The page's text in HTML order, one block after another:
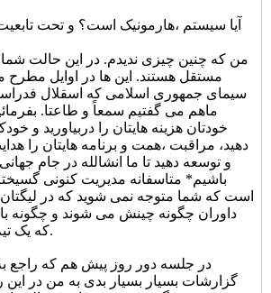
آیا سیستم ،هارمونیک است؟ و تحت
من که چنین چیزی ندیدم. در این حالت شما
مستقل هستند. این ها در اوایل
سیمای جمهوری اسلامی که اسقلال
ماهم می گفتیم سمعاً و طاعتا.
خودتان هزینه هایتان را دربیاورید و
دهید، مراقبت ،همت و برنامه هایتان را
و توسعه دهید تا ما انشالله در جام
باشیم* متاسفانه مدیریت کنونی
است که شما متوجه نمی شوید که در
داوران چگونه چینش می شوند و چگونه
که یک تیم ببازد و یک تیم ببرد.
در جلسه دور روز پیش هم که راجع به
گزارشات بسیار بسیار بدی به من در